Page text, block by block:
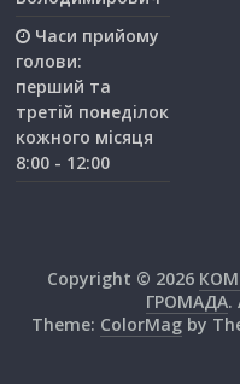
Часи прийому
голови:
перший та
третiй понедiлок
кожного мiсяця
8:00 - 12:00
Copyright © 2026
ГРОМАДА.
Theme: ColorMagby